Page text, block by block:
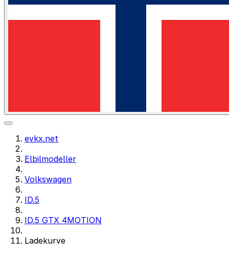
evkx.net
Elbilmodeller
Volkswagen
ID.5
ID.5 GTX 4MOTION
Ladekurve